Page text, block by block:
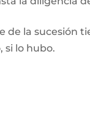
de la sucesión
si lo hubo.